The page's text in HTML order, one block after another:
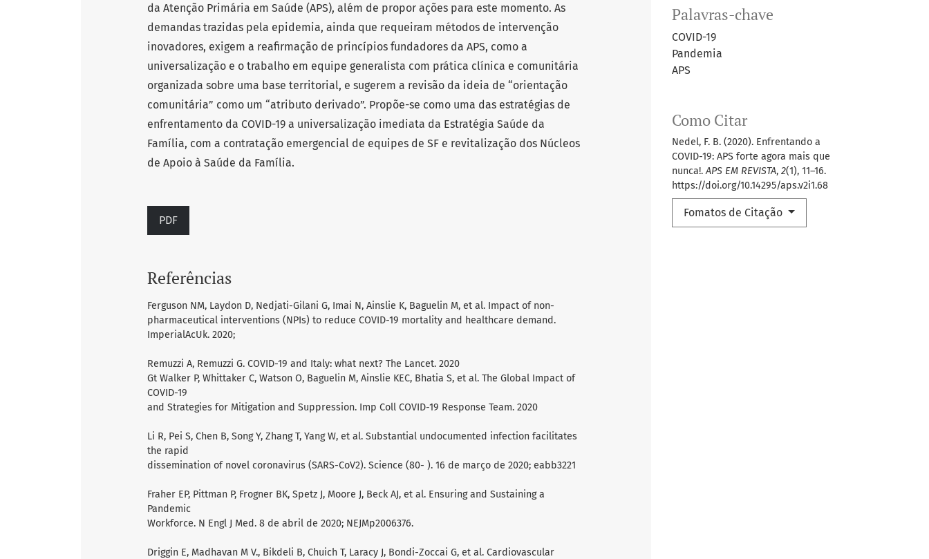
Palavras-chave
COVID-19
Pandemia
APS
Como Citar
Nedel, F. B. (2020). Enfrentando a
COVID-19: APS forte agora mais que
nunca!.APS EM REVISTA, 2(1), 11–16.
https://doi.org/10.14295/aps.v2i1.68
Fomatos de Citação
da Atenção Primária em Saúde (APS), além de propor ações para este momento. As
demandas trazidas pela epidemia, ainda que requeiram métodos de intervenção
inovadores, exigem a reafirmação de princípios fundadores da APS, como a
universalização e o trabalho em equipe generalista com prática clínica e comunitária
organizada sobre uma base territorial, e sugerem a revisão da ideia de “orientação
comunitária” como um “atributo derivado”. Propõe-se como uma das estratégias de
enfrentamento da COVID-19 a universalização imediata da Estratégia Saúde da
Família, com a contratação emergencial de equipes de SF e revitalização dos Núcleos
de Apoio à Saúde da Família.
PDF
Referências
Ferguson NM, Laydon D, Nedjati-Gilani G, Imai N, Ainslie K, Baguelin M, et al. Impact of non-
pharmaceutical interventions (NPIs) to reduce COVID-19 mortality and healthcare demand.
ImperialAcUk. 2020;
Remuzzi A, Remuzzi G. COVID-19 and Italy: what next? The Lancet. 2020
Gt Walker P, Whittaker C, Watson O, Baguelin M, Ainslie KEC, Bhatia S, et al. The Global Impact of
COVID-19
and Strategies for Mitigation and Suppression. Imp Coll COVID-19 Response Team. 2020
Li R, Pei S, Chen B, Song Y, Zhang T, Yang W, et al. Substantial undocumented infection facilitates
the rapid
dissemination of novel coronavirus (SARS-CoV2). Science (80- ). 16 de março de 2020; eabb3221
Fraher EP, Pittman P, Frogner BK, Spetz J, Moore J, Beck AJ, et al. Ensuring and Sustaining a
Pandemic
Workforce. N Engl J Med. 8 de abril de 2020; NEJMp2006376.
Driggin E, Madhavan M V., Bikdeli B, Chuich T, Laracy J, Bondi-Zoccai G, et al. Cardiovascular